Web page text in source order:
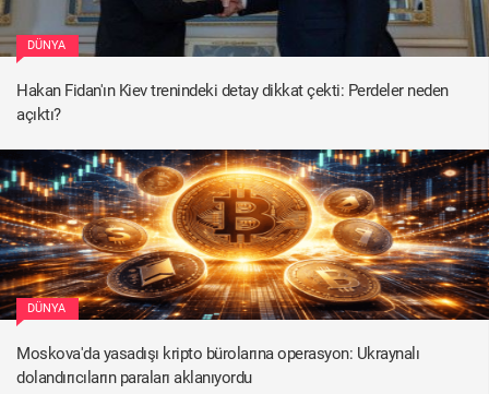
DÜNYA
Hakan Fidan'ın Kiev trenindeki detay dikkat çekti: Perdeler neden
açıktı?
DÜNYA
Moskova'da yasadışı kripto bürolarına operasyon: Ukraynalı
dolandırıcıların paraları aklanıyordu